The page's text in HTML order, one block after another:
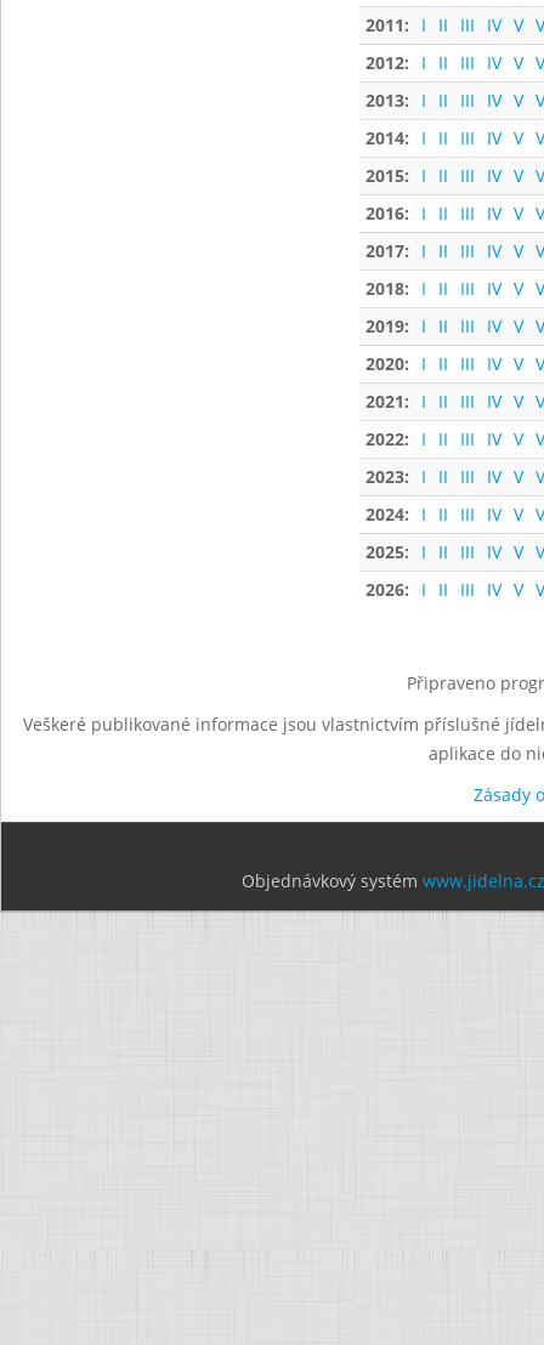
2011:
I II III IV V
2012:
I II III IV V
2013:
I II III IV V
2014:
I II III IV V
2015:
I II III IV V
2016:
I II III IV V
2017:
I II III IV V
2018:
I II III IV V
2019:
I II III IV V
2020:
I II III IV V
2021:
I II III IV V
2022:
I II III IV V
2023:
I II III IV V
2024:
I II III IV V
2025:
I II III IV V
2026:
I II III IV V
Připraveno
Veškeré publikované informace jsou vlastnictvím příslušné
aplikace do
Zásady
Objednávkový systém www.jidelna.cz